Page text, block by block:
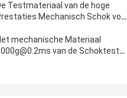
Testmateriaal van de hoge
Mechanisch Schok voor
mechanische Materiaal
van de Schoktest